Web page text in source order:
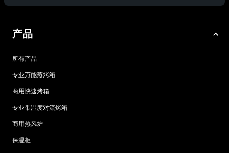
产品
所有产品
专业万能蒸烤箱
商用快速烤箱
专业带湿度对流烤箱
商用热风炉
保温柜